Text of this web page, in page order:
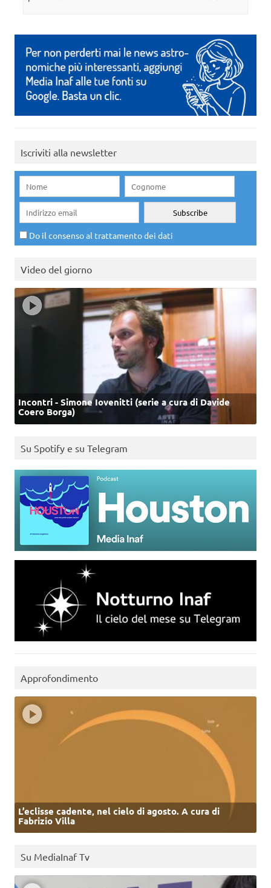
Iscriviti alla newsletter
Do il consenso al trattamento dei dati
Video del giorno
Incontri - Simone Iovenitti (serie a cura di Davide
Coero Borga)
Su Spotify e su Telegram
Approfondimento
L’eclisse cadente, nel cielo di agosto. A cura di
Fabrizio Villa
Su MediaInaf Tv